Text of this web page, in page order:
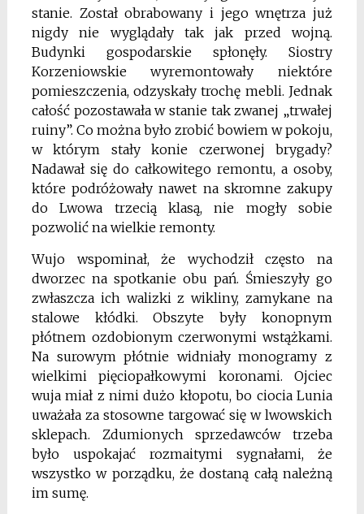
stanie. Został obrabowany i jego wnętrza już
nigdy nie wyglądały tak jak przed wojną.
Budynki gospodarskie spłonęły. Siostry
Korzeniowskie wyremontowały niektóre
pomieszczenia, odzyskały trochę mebli. Jednak
całość pozostawała w stanie tak zwanej „trwałej
ruiny”. Co można było zrobić bowiem w pokoju,
w którym stały konie czerwonej brygady?
Nadawał się do całkowitego remontu, a osoby,
które podróżowały nawet na skromne zakupy
do Lwowa trzecią klasą, nie mogły sobie
pozwolić na wielkie remonty.
Wujo wspominał, że wychodził często na
dworzec na spotkanie obu pań. Śmieszyły go
zwłaszcza ich walizki z wikliny, zamykane na
stalowe kłódki. Obszyte były konopnym
płótnem ozdobionym czerwonymi wstążkami.
Na surowym płótnie widniały monogramy z
wielkimi pięciopałkowymi koronami. Ojciec
wuja miał z nimi dużo kłopotu, bo ciocia Lunia
uważała za stosowne targować się w lwowskich
sklepach. Zdumionych sprzedawców trzeba
było uspokajać rozmaitymi sygnałami, że
wszystko w porządku, że dostaną całą należną
im sumę.